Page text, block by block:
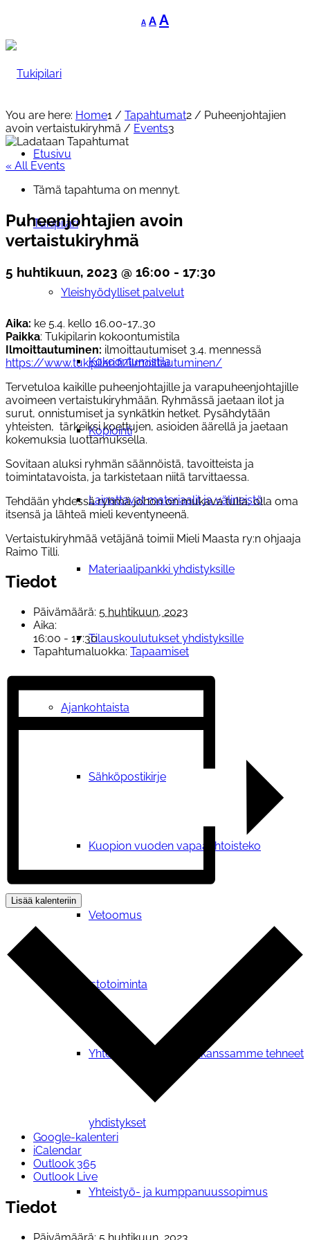
A
Decrease
font
A Reset
font
AIncrease
Etusivu
Tukipilari
Yleishyödylliset palvelut
Kokoontumistila
Kopiointi
Lainattavat materiaalit ja välineistö
Materiaalipankki yhdistyksille
Tilauskoulutukset yhdistyksille
Ajankohtaista
Sähköpostikirje
Kuopion vuoden vapaaehtoisteko
Vetoomus
Verkostotoiminta
Yhteistyosopimuksen kanssamme tehneet
yhdistykset
Yhteistyö- ja kumppanuussopimus
You are here: Home1 / Tapahtumat2 / Puheenjohtajien
avoin vertaistukiryhmä / Events3
« All Events
Tämä tapahtuma on mennyt.
Puheenjohtajien avoin
vertaistukiryhmä
5 huhtikuun, 2023 @ 16:00 - 17:30
Aika: ke 5.4. kello 16.00-17.,30
Paikka: Tukipilarin kokoontumistila
Ilmoittautuminen: ilmoittautumiset 3.4. mennessä
https://www.tukipilari.fi/ilmoittautuminen/
Tervetuloa kaikille puheenjohtajille ja varapuheenjohtajille
avoimeen vertaistukiryhmään. Ryhmässä jaetaan ilot ja
surut, onnistumiset ja synkätkin hetket. Pysähdytään
yhteisten, tärkeiksi koettujen, asioiden äärellä ja jaetaan
kokemuksia luottamuksella.
Sovitaan aluksi ryhmän säännöistä, tavoitteista ja
toimintatavoista, ja tarkistetaan niitä tarvittaessa.
Tehdään yhdessä ryhmä johon on mukava tulla, olla oma
itsensä ja lähteä mieli keventyneenä.
Vertaistukiryhmää vetäjänä toimii Mieli Maasta ry:n ohjaaja
Raimo Tilli.
Tiedot
Päivämäärä: 5 huhtikuun, 2023
Aika:
16:00 - 17:30
Tapahtumaluokka: Tapaamiset
Lisää kalenteriin
Google-kalenteri
iCalendar
Outlook 365
Outlook Live
Tiedot